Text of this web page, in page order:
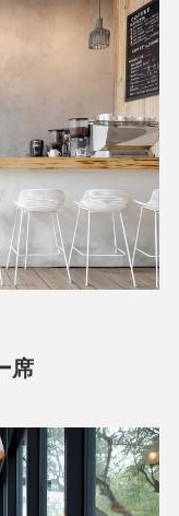
席